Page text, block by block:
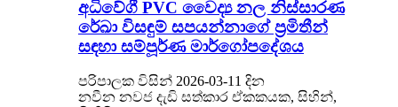
අධිවේගී PVC වෛද්‍ය නල නිස්සාරණ
රේඛා විසඳුම් සපයන්නාගේ ප්‍රමිතීන්
සඳහා සම්පූර්ණ මාර්ගෝපදේශය
පරිපාලක විසින් 2026-03-11 දින
නවීන නවජ දැඩි සත්කාර ඒකකයක, සිහින්,